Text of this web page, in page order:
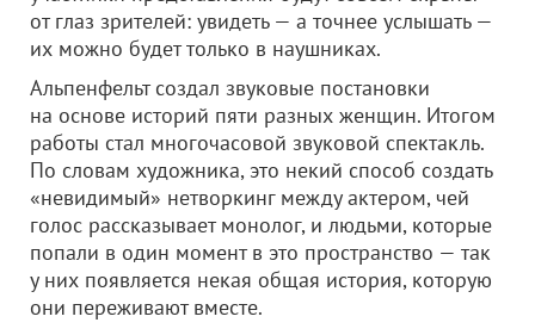
от глаз зрителей: увидеть — а точнее услышать —
их можно будет только в наушниках.
Альпенфельт создал звуковые постановки
на основе историй пяти разных женщин. Итогом
работы стал многочасовой звуковой спектакль.
По словам художника, это некий способ создать
«невидимый» нетворкинг между актером, чей
голос рассказывает монолог, и людьми, которые
попали в один момент в это пространство — так
у них появляется некая общая история, которую
они переживают вместе.